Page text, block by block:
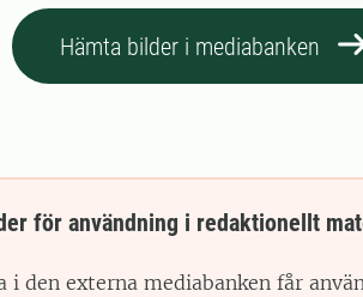
Hämta bilder i mediabanken
för användning i redaktionellt
i den externa mediabanken får